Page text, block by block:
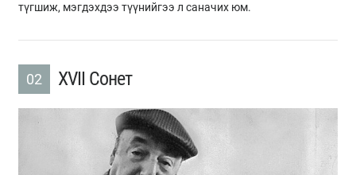
түгшиж, мэгдэхдээ түүнийгээ л саначих юм.
02 XVII Сонет